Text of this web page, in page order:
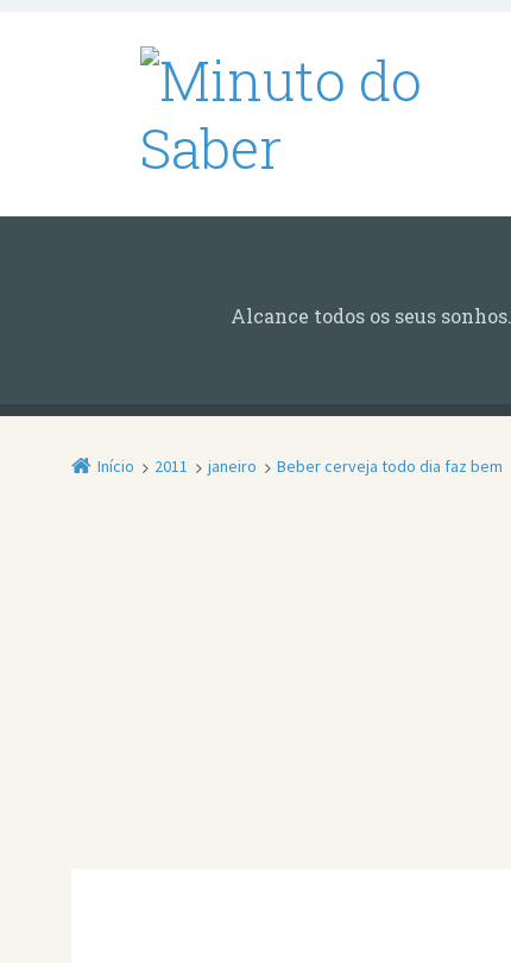
Alcance todos os seus sonhos.
Início 2011 janeiro Beber cerveja todo dia faz bem